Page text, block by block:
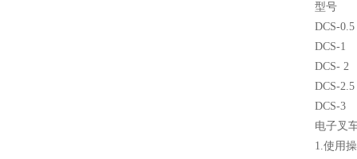
型号
DCS-
DCS-
DCS-
DCS-
DCS-
电子叉
1.使用